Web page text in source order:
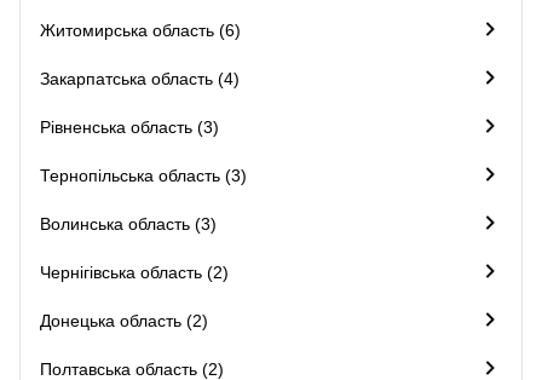
Житомирська область (6)
Закарпатська область (4)
Рівненська область (3)
Тернопільська область (3)
Волинська область (3)
Чернігівська область (2)
Донецька область (2)
Полтавська область (2)